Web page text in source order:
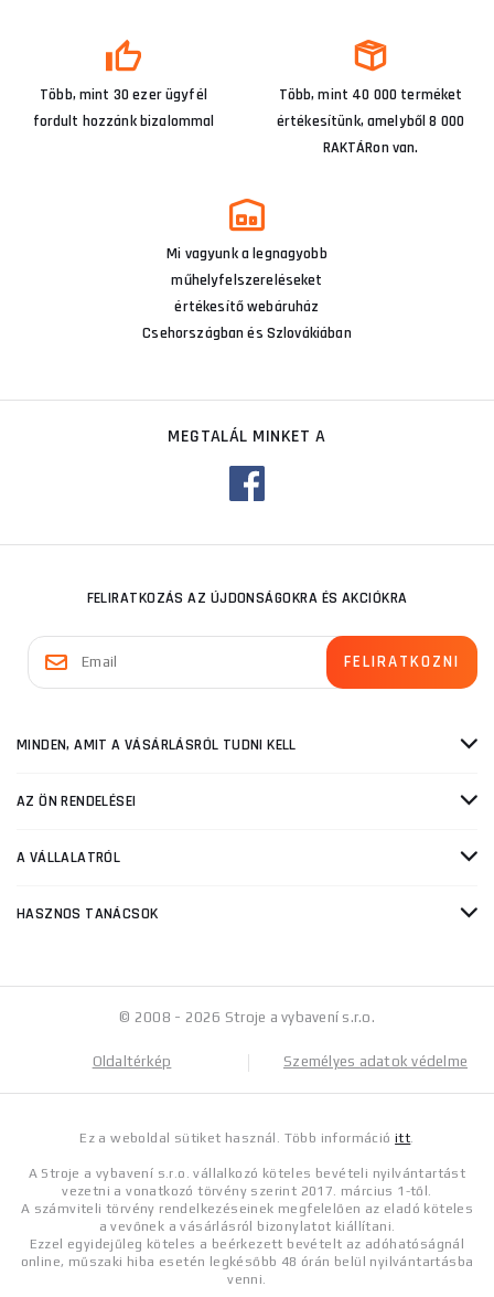
Több, mint 30 ezer ügyfél
fordult hozzánk bizalommal
Több, mint 40 000 terméket
értékesítünk, amelyből 8 000
RAKTÁRon van.
Mi vagyunk a legnagyobb
műhelyfelszereléseket
értékesítő webáruház
Csehországban és Szlovákiában
MEGTALÁL MINKET A
FELIRATKOZÁS AZ ÚJDONSÁGOKRA ÉS AKCIÓKRA
MINDEN, AMIT A VÁSÁRLÁSRÓL TUDNI KELL
AZ ÖN RENDELÉSEI
A VÁLLALATRÓL
HASZNOS TANÁCSOK
© 2008 - 2026 Stroje a vybavení s.r.o.
Oldaltérkép Személyes adatok védelme
Ez a weboldal sütiket használ. Több információitt.
A Stroje a vybavení s.r.o. vállalkozó köteles bevételi nyilvántartást
vezetni a vonatkozó törvény szerint 2017. március 1-től.
A számviteli törvény rendelkezéseinek megfelelően az eladó köteles
a vevőnek a vásárlásról bizonylatot kiállítani.
Ezzel egyidejűleg köteles a beérkezett bevételt az adóhatóságnál
online, műszaki hiba esetén legkésőbb 48 órán belül nyilvántartásba
venni.